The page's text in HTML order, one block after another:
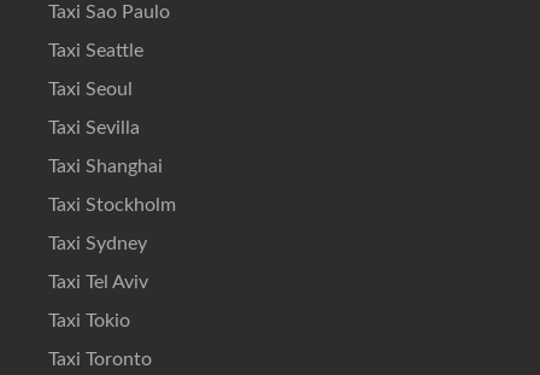
Taxi Sao Paulo
Taxi Seattle
Taxi Seoul
Taxi Sevilla
Taxi Shanghai
Taxi Stockholm
Taxi Sydney
Taxi Tel Aviv
Taxi Tokio
Taxi Toronto